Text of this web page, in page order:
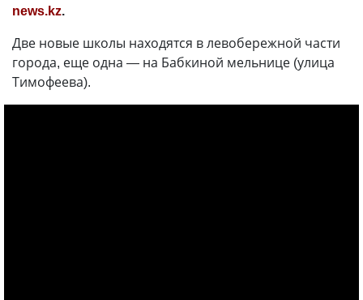
news.kz.
Две новые школы находятся в левобережной части
города, еще одна — на Бабкиной мельнице (улица
Тимофеева).